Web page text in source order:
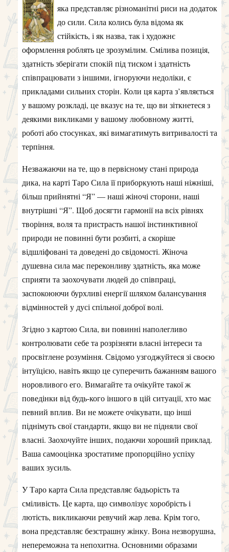
яка представляє різноманітні риси на додаток
до сили. Сила колись була відома як
стійкість, і як назва, так і художнє
оформлення роблять це зрозумілим. Смілива позиція,
здатність зберігати спокій під тиском і здатність
співпрацювати з іншими, ігноруючи недоліки, є
прикладами сильних сторін. Коли ця карта з’являється
у вашому розкладі, це вказує на те, що ви зіткнетеся з
деякими викликами у вашому любовному житті,
роботі або стосунках, які вимагатимуть витривалості та
терпіння.
Незважаючи на те, що в первісному стані природа
дика, на карті Таро Сила її приборкують наші ніжніші,
більш прийнятні “Я” — наші жіночі сторони, наші
внутрішні “Я”. Щоб досягти гармонії на всіх рівнях
творіння, воля та пристрасть нашої інстинктивної
природи не повинні бути розбиті, а скоріше
відшліфовані та доведені до свідомості. Жіноча
душевна сила має переконливу здатність, яка може
сприяти та заохочувати людей до співпраці,
заспокоюючи бурхливі енергії шляхом балансування
відмінностей у дусі спільної доброї волі.
Згідно з картою Сила, ви повинні наполегливо
контролювати себе та розрізняти власні інтереси та
просвітлене розуміння. Свідомо узгоджуйтеся зі своєю
інтуїцією, навіть якщо це суперечить бажанням вашого
норовливого его. Вимагайте та очікуйте такої ж
поведінки від будь-кого іншого в цій ситуації, хто має
певний вплив. Ви не можете очікувати, що інші
піднімуть свої стандарти, якщо ви не підняли свої
власні. Заохочуйте інших, подаючи хороший приклад.
Ваша самооцінка зростатиме пропорційно успіху
ваших зусиль.
У Таро карта Сила представляє бадьорість та
сміливість. Це карта, що символізує хоробрість і
лютість, викликаючи ревучий жар лева. Крім того,
вона представляє безстрашну жінку. Вона незворушна,
непереможна та непохитна. Основними образами